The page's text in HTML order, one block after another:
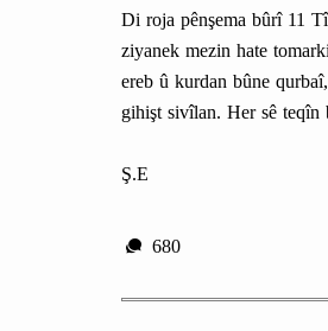
Di roja pênşema bûrî 11
ziyanek mezin hate
ereb û kurdan bûne
gihişt sivîlan. Her sê
Ş.E
680